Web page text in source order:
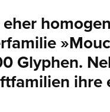
Glyphen.
ihre